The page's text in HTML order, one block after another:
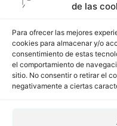
de las
Para ofrecer las mejores
cookies para almacenar y/o
consentimiento de estas
el comportamiento de
sitio. No consentir o retirar el
negativamente a ciertas
Carrer
08036 -